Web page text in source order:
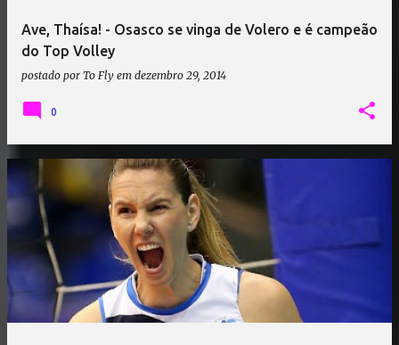
Ave, Thaísa! - Osasco se vinga de Volero e é campeão
do Top Volley
postado por To Fly em dezembro 29, 2014
0